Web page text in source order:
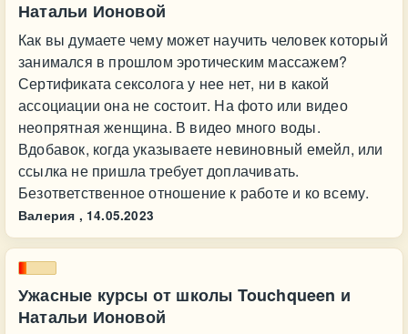
Натальи Ионовой
Как вы думаете чему может научить человек который
занимался в прошлом эротическим массажем?
Сертификата сексолога у нее нет, ни в какой
ассоциации она не состоит. На фото или видео
неопрятная женщина. В видео много воды.
Вдобавок, когда указываете невиновный емейл, или
ссылка не пришла требует доплачивать.
Безответственное отношение к работе и ко всему.
Валерия , 14.05.2023
Ужасные курсы от школы Touchqueen и
Натальи Ионовой